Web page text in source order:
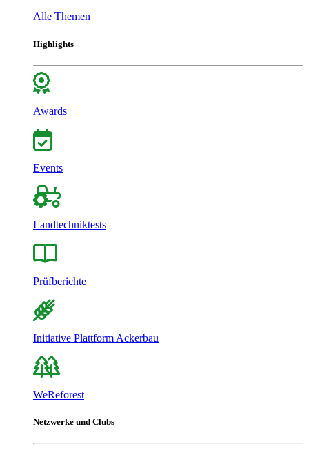
Alle Themen
Highlights
Awards
Events
Landtechniktests
Prüfberichte
Initiative Plattform Ackerbau
WeReforest
Netzwerke und Clubs